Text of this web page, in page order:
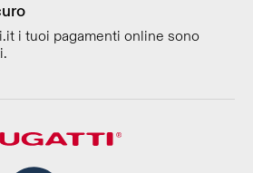
i tuoi pagamenti online sono